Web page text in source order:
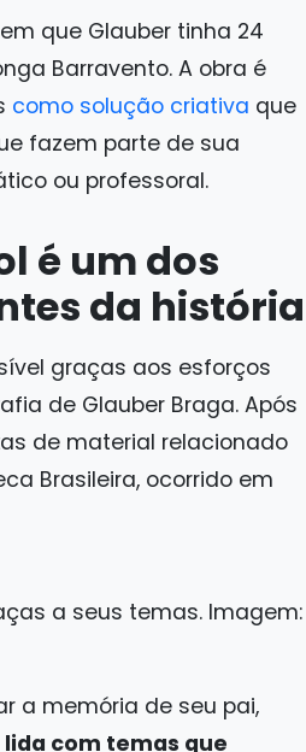
que Glauber tinha 24
Barravento. A obra é
como solução criativa que
fazem parte de sua
ou professoral.
é um dos
da história
graças aos esforços
de Glauber Braga. Após
de material relacionado
Brasileira, ocorrido em
a seus temas. Imagem:
a memória de seu pai,
com temas que